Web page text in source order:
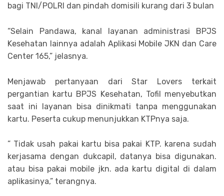
bagi TNI/POLRI dan pindah domisili kurang dari 3 bulan
“Selain Pandawa, kanal layanan administrasi BPJS
Kesehatan lainnya adalah Aplikasi Mobile JKN dan Care
Center 165,” jelasnya.
Menjawab pertanyaan dari Star Lovers terkait
pergantian kartu BPJS Kesehatan, Tofil menyebutkan
saat ini layanan bisa dinikmati tanpa menggunakan
kartu. Peserta cukup menunjukkan KTPnya saja.
” Tidak usah pakai kartu bisa pakai KTP. karena sudah
kerjasama dengan dukcapil, datanya bisa digunakan.
atau bisa pakai mobile jkn. ada kartu digital di dalam
aplikasinya,” terangnya.